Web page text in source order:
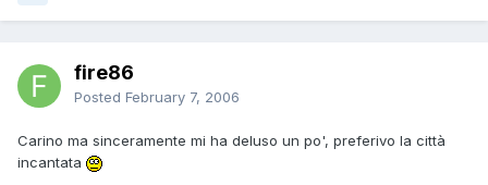
fire86
Posted February 7, 2006
Carino ma sinceramente mi ha deluso un po', preferivo la città
incantata